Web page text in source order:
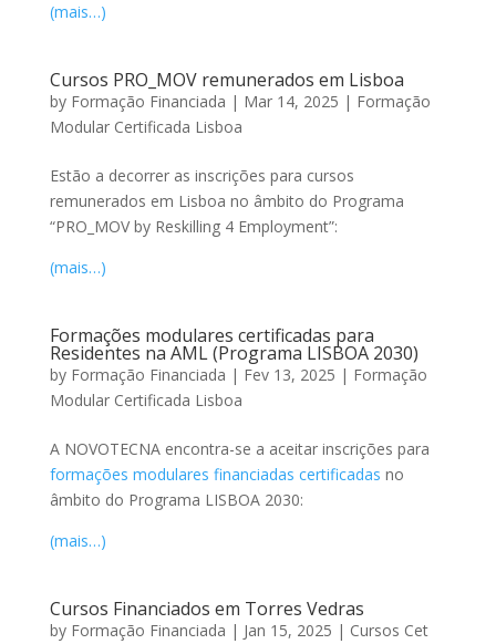
(mais…)
Cursos PRO_MOV remunerados em Lisboa
by Formação Financiada | Mar 14, 2025 | Formação
Modular Certificada Lisboa
Estão a decorrer as inscrições para cursos
remunerados em Lisboa no âmbito do Programa
“PRO_MOV by Reskilling 4 Employment”:
(mais…)
Formações modulares certificadas para
Residentes na AML (Programa LISBOA 2030)
by Formação Financiada | Fev 13, 2025 | Formação
Modular Certificada Lisboa
A NOVOTECNA encontra-se a aceitar inscrições para
formações modulares financiadas certificadas no
âmbito do Programa LISBOA 2030:
(mais…)
Cursos Financiados em Torres Vedras
by Formação Financiada | Jan 15, 2025 | Cursos Cet